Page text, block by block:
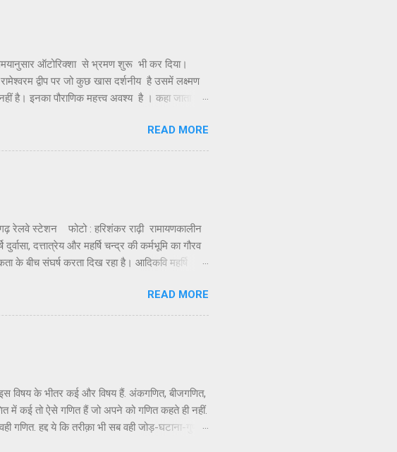
ऑटोरिक्शा से भ्रमण शुरू भी कर दिया।
द्वीप पर जो कुछ खास दर्शनीय है उसमें लक्ष्मण
है। इनका पौराणिक महत्त्व अवश्य है । कहा जाता है
के लिए पुष्पक विमान को इस द्वीप पर उतारा था
पूजा के लिए विशेष कुंड बनाए और उसके जल से अभिषेक
सफाई और व्यवस्था नहीं मिलती और यह देखकर दुख
READ MORE
फोटो : हरिशंकर राढ़ी रामायणकालीन
दत्तात्रेय और महर्षि चन्द्र की कर्मभूमि का गौरव
बीच संघर्ष करता दिख रहा है। आदिकवि महर्षि
को अपनी आज की स्थिति पर गहरा क्षोभ और दुख जरूर
गयी है और चंद धार्मिक उन्मादी और बर्बर उसकी
READ MORE
विषय के भीतर कई और विषय हैं. अंकगणित, बीजगणित,
में कई तो ऐसे गणित हैं जो अपने को गणित कहते ही नहीं.
गणित. हद्द ये कि तरीक़ा भी सब वही जोड़-घटाना-गुणा-